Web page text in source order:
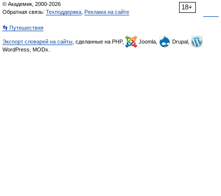
18+
© Академик, 2000-2026
Обратная связь: Техподдержка Реклама на сайте
👣 Путешествия
Экспорт словарей на сайты , сделанные на PHP, Joomla,
Drupal,
WordPress, MODx.